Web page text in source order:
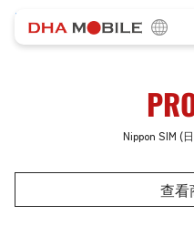
HOME
Nippon SIM (
查看